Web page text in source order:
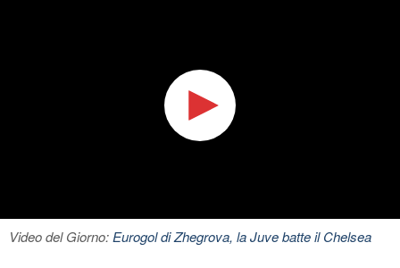
Video del Giorno:Eurogol di Zhegrova, la Juve batte il Chelsea